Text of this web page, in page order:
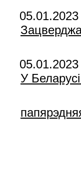
05.01.2023
05.01.2023
У